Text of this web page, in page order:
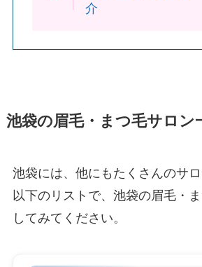
介
池袋の眉毛・まつ毛サロン
池袋には、他にもたくさんのサロ
以下のリストで、池袋の眉毛・
してみてください。